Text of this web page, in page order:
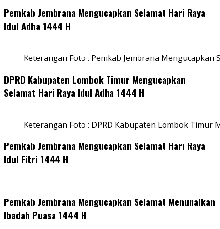
Pemkab Jembrana Mengucapkan Selamat Hari Raya
Idul Adha 1444 H
Keterangan Foto : Pemkab Jembrana Mengucapkan
DPRD Kabupaten Lombok Timur Mengucapkan
Selamat Hari Raya Idul Adha 1444 H
Keterangan Foto : DPRD Kabupaten Lombok Timur
Pemkab Jembrana Mengucapkan Selamat Hari Raya
Idul Fitri 1444 H
Pemkab Jembrana Mengucapkan Selamat Menunaikan
Ibadah Puasa 1444 H